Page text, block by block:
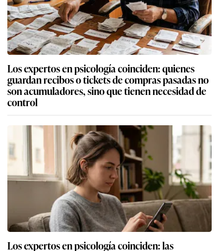
Los expertos en psicología coinciden: quienes
guardan recibos o tickets de compras pasadas no
son acumuladores, sino que tienen necesidad de
control
Los expertos en psicología coinciden: las